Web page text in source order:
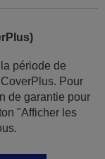
période de
Pour
de garantie pour
"Afficher les